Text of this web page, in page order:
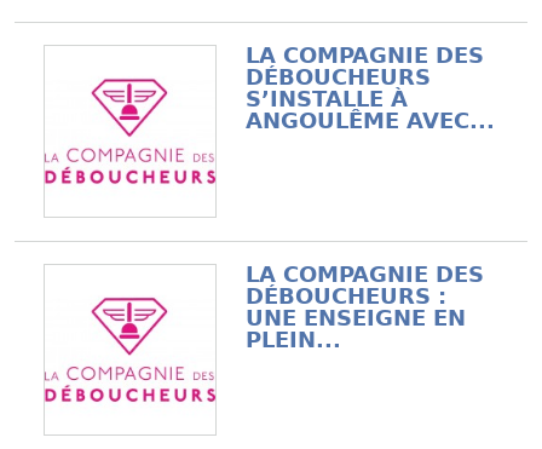
LA COMPAGNIE DES
DÉBOUCHEURS
S’INSTALLE À
ANGOULÊME AVEC...
LA COMPAGNIE DES
DÉBOUCHEURS :
UNE ENSEIGNE EN
PLEIN...